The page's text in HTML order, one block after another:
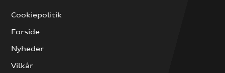
Cookiepolitik
Forside
Nyheder
Vilkår